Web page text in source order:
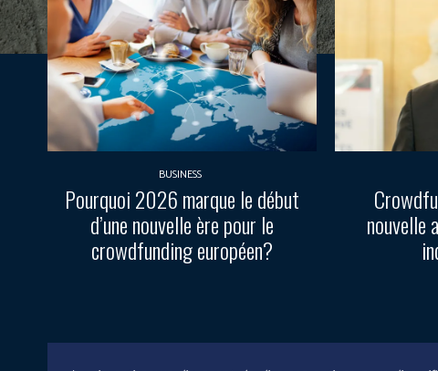
BUSINESS
Pourquoi 2026 marque le début
d’une nouvelle ère pour le
crowdfunding européen?
nouvelle